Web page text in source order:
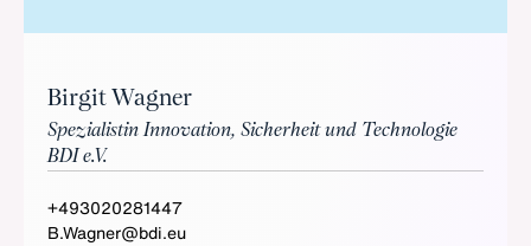
Birgit Wagner
Spezialistin Innovation, Sicherheit und Technologie
BDI e.V.
+493020281447
B.Wagner@bdi.eu